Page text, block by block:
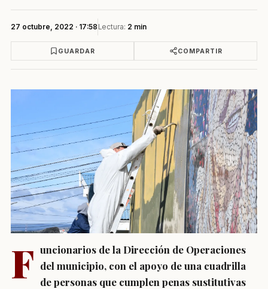
27 octubre, 2022 · 17:58 Lectura: 2 min
GUARDAR COMPARTIR
F uncionarios de la Dirección de Operaciones
del municipio, con el apoyo de una cuadrilla
de personas que cumplen penas sustitutivas